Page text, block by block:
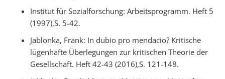
Institut für Sozialforschung: Arbeitsprogramm. Heft 5
(1997),S. 5-42.
Jablonka, Frank: In dubio pro mendacio? Kritische
lügenhafte Überlegungen zur kritischen Theorie der
Gesellschaft. Heft 42-43 (2016),S. 121-148.